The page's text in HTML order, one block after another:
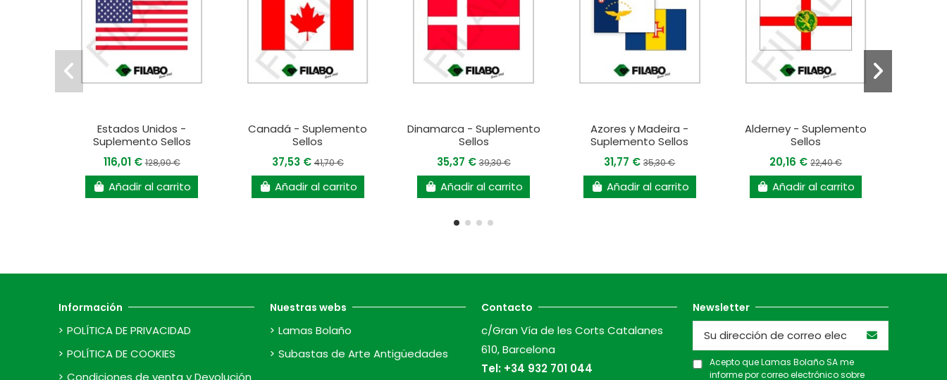
Estados Unidos -
Suplemento Sellos
116,01 €128,90 €
Añadir al carrito
Canadá - Suplemento
Sellos
37,53 €41,70 €
Añadir al carrito
Dinamarca - Suplemento
Sellos
35,37 €39,30 €
Añadir al carrito
Azores y Madeira -
Suplemento Sellos
31,77 €35,30 €
Añadir al carrito
Alderney - Suplemento
Sellos
20,16 € 22,40 €
Añadir al carrito
Información
POLÍTICA DE PRIVACIDAD
POLÍTICA DE COOKIES
Condiciones de venta y Devolución
Nuestras webs
Lamas Bolaño
Subastas de Arte Antigüedades
Contacto
c/Gran Vía de les Corts Catalanes
610, Barcelona
Tel: +34 932 701 044
Newsletter
Acepto que Lamas Bolaño SA me
informe por correo electrónico sobre